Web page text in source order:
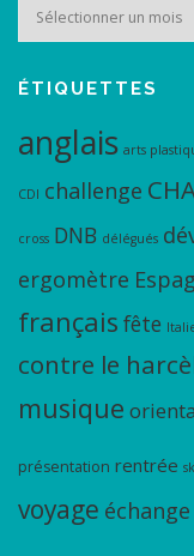
ÉTIQUETTES
anglais arts
CDI challenge
cross DNB délégués
ergomètre
français fête
contre le
musique
présentation rentrée
voyage